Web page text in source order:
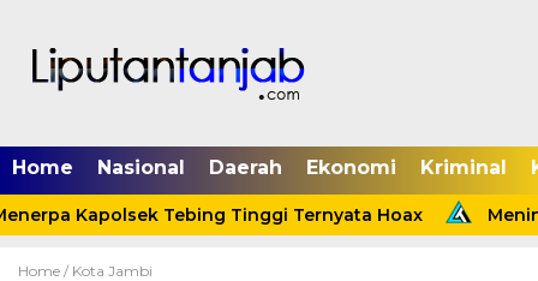
Home Nasional Daerah Ekonomi Kriminal
Kapolsek Tebing Tinggi Ternyata Hoax
Home / Kota Jambi